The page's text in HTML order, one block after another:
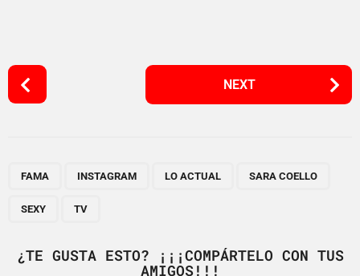
P
o
NEXT
FAMA INSTAGRAM LO ACTUAL SARA COELLO
SEXY TV
¿TE GUSTA ESTO? ¡¡¡COMPÁRTELO CON TUS
AMIGOS!!!